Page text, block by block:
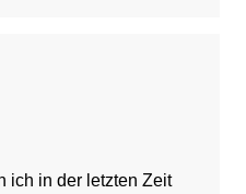
ich in der letzten Zeit